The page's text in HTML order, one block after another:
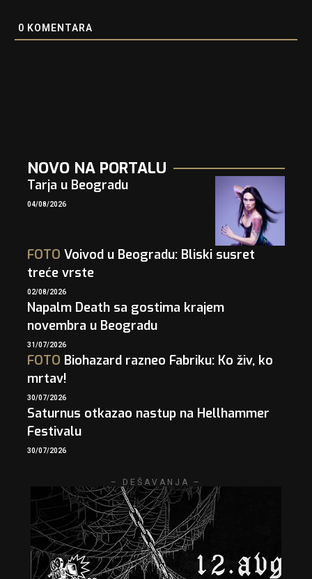
0 KOMENTARA
NOVO NA PORTALU
Tarja u Beogradu
04/08/2026
FOTO Voivod u Beogradu: Bliski susret
treće vrste
02/08/2026
Napalm Death sa gostima krajem
novembra u Beogradu
31/07/2026
FOTO Biohazard razneo Fabriku: Ko živ, ko
mrtav!
30/07/2026
Saturnus otkazao nastup na Hellhammer
Festivalu
30/07/2026
– DEŠAVANJA –